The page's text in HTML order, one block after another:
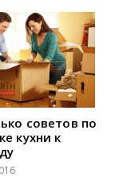
советов по
кухни к